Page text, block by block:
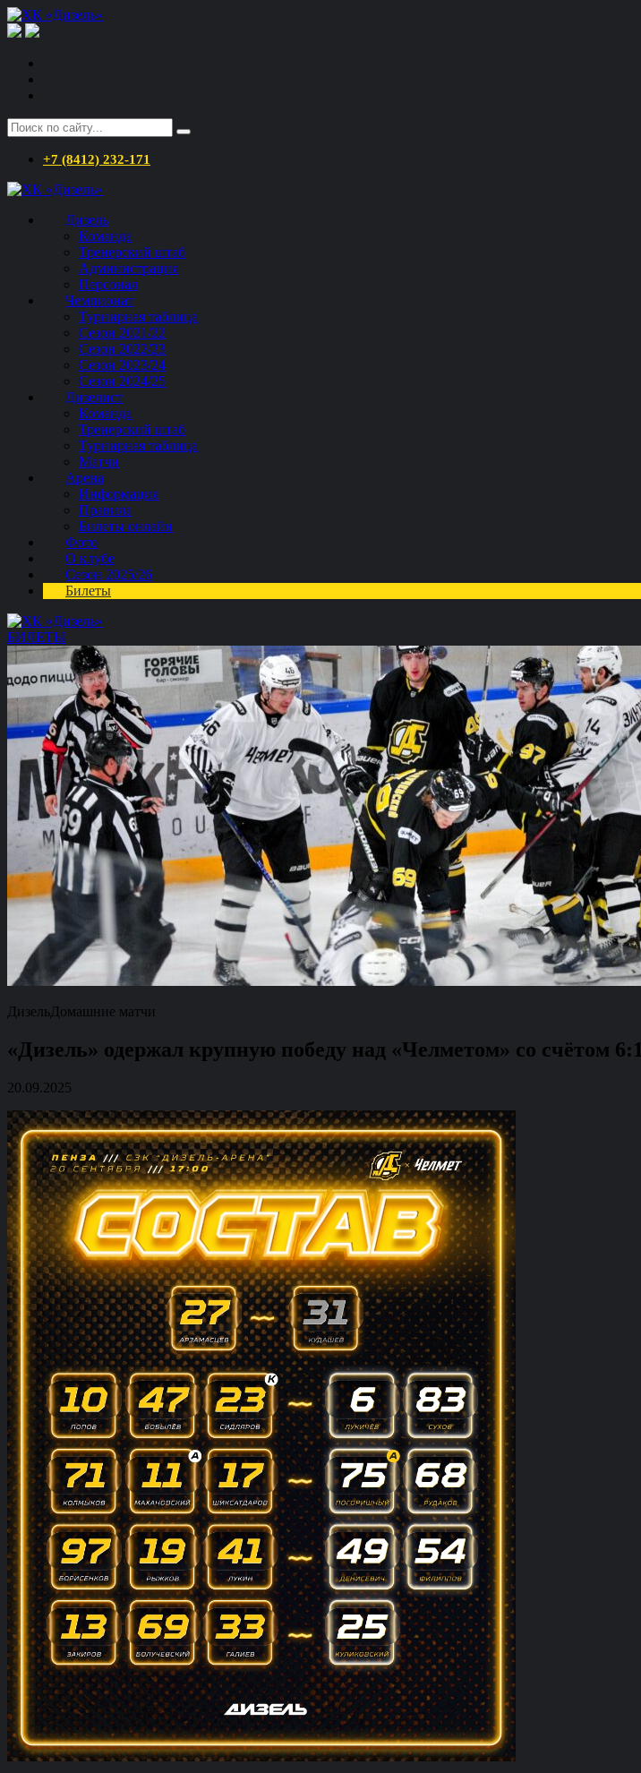
+7 (8412) 232-171
Дизель
Команда
Тренерский штаб
Администрация
Персонал
Чемпионат
Турнирная таблица
Сезон 2021/22
Сезон 2022/23
Сезон 2023/24
Сезон 2024/25
Дизелист
Команда
Тренерский штаб
Турнирная таблица
Матчи
Арена
Информация
Правила
Билеты онлайн
Фото
О клубе
Сезон 2025/26
Билеты
БИЛЕТЫ
ДизельДомашние матчи
«Дизель» одержал крупную победу над «Челметом» со счётом 6:1
20.09.2025